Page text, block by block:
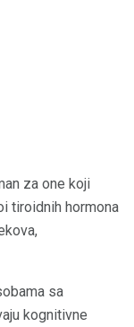
za one koji
tiroidnih hormona
sa
kognitivne